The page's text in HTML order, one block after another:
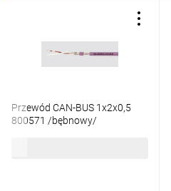
Przewód CAN-BUS 1x2x0,5
800571 /bębnowy/